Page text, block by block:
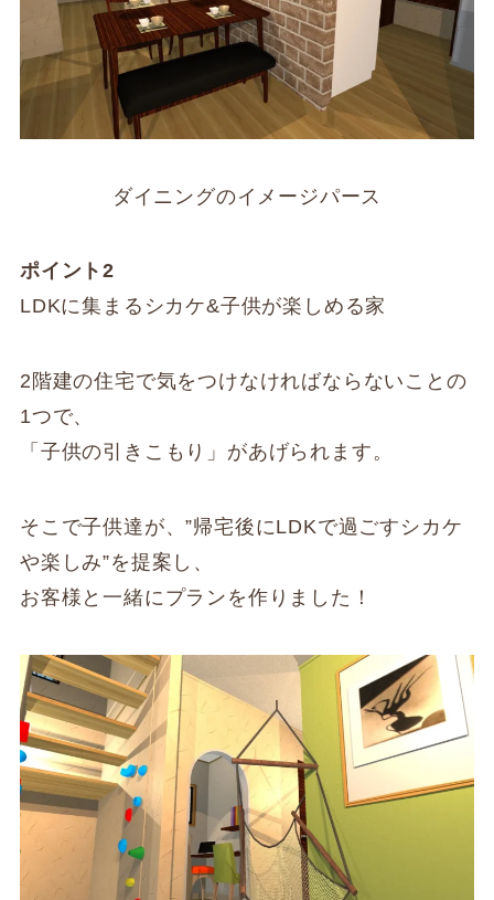
ダイニングのイメージパース
ポイント2
LDKに集まるシカケ&子供が楽しめる家
2階建の住宅で気をつけなければならないことの
1つで、
「子供の引きこもり」があげられます。
そこで子供達が、”帰宅後にLDKで過ごすシカケ
や楽しみ”を提案し、
お客様と一緒にプランを作りました！